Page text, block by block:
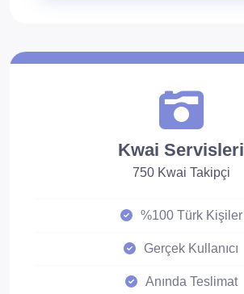
Kwai Servisleri
750 Kwai Takipçi
%100 Türk Kişiler
Gerçek Kullanıcı
Anında Teslimat